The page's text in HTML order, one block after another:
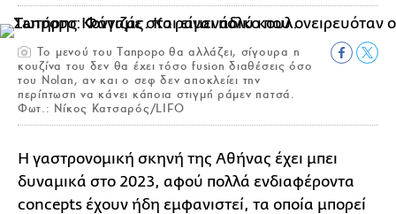
Το μενού του Tanpopo θα αλλάζει, σίγουρα η
κουζίνα του δεν θα έχει τόσο fusion διαθέσεις όσο
του Nolan, αν και ο σεφ δεν αποκλείει την
περίπτωση να κάνει κάποια στιγμή ράμεν πατσά.
Φωτ.: Νίκος Κατσαρός/LIFO
Η γαστρονομική σκηνή της Αθήνας έχει μπει
δυναμικά στο 2023, αφού πολλά ενδιαφέροντα
concepts έχουν ήδη εμφανιστεί, τα οποία μπορεί